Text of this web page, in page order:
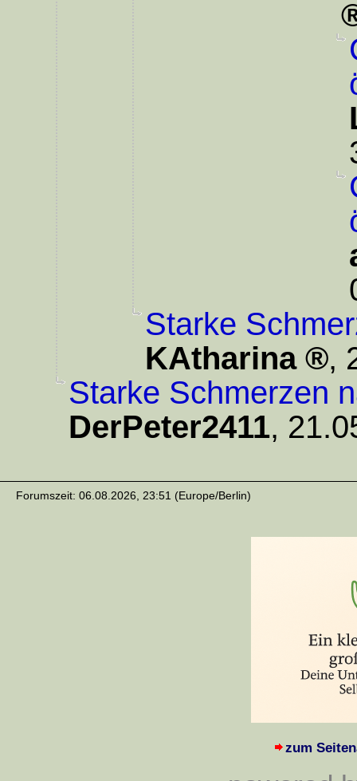
Starke
KAtharina
,
Starke Schmerzen
DerPeter2411,
Forumszeit: 06.08.2026, 23:51 (Europe/Berlin)
zum